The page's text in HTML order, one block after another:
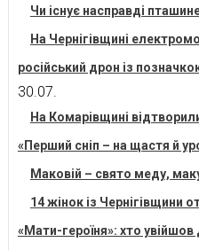
Чи існує насправді
На Чернігівщині
російський дрон із
30.07.
На Комарівщині
«Перший сніп – на щастя й
Маковій – свято меду, маку
14 жінок із Чернігівщини
«Мати-героїня»: хто увійшов